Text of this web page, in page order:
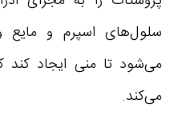
سلول‌های اسپرم و مایع
می‌شود تا منی ایجاد
می‌کند.